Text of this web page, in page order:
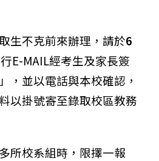
生不克前來辦理，請於6
E-MAIL經考生及家長簽
」，並以電話與本校確認，
以掛號寄至錄取校區教務
所校系組時，限擇一報